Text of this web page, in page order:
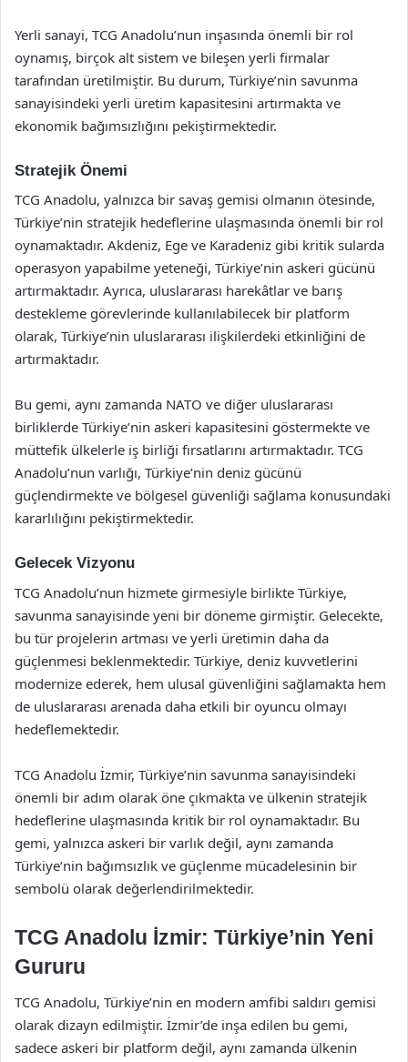
Yerli sanayi, TCG Anadolu’nun inşasında önemli bir rol
oynamış, birçok alt sistem ve bileşen yerli firmalar
tarafından üretilmiştir. Bu durum, Türkiye’nin savunma
sanayisindeki yerli üretim kapasitesini artırmakta ve
ekonomik bağımsızlığını pekiştirmektedir.
Stratejik Önemi
TCG Anadolu, yalnızca bir savaş gemisi olmanın ötesinde,
Türkiye’nin stratejik hedeflerine ulaşmasında önemli bir rol
oynamaktadır. Akdeniz, Ege ve Karadeniz gibi kritik sularda
operasyon yapabilme yeteneği, Türkiye’nin askeri gücünü
artırmaktadır. Ayrıca, uluslararası harekâtlar ve barış
destekleme görevlerinde kullanılabilecek bir platform
olarak, Türkiye’nin uluslararası ilişkilerdeki etkinliğini de
artırmaktadır.
Bu gemi, aynı zamanda NATO ve diğer uluslararası
birliklerde Türkiye’nin askeri kapasitesini göstermekte ve
müttefik ülkelerle iş birliği fırsatlarını artırmaktadır. TCG
Anadolu’nun varlığı, Türkiye’nin deniz gücünü
güçlendirmekte ve bölgesel güvenliği sağlama konusundaki
kararlılığını pekiştirmektedir.
Gelecek Vizyonu
TCG Anadolu’nun hizmete girmesiyle birlikte Türkiye,
savunma sanayisinde yeni bir döneme girmiştir. Gelecekte,
bu tür projelerin artması ve yerli üretimin daha da
güçlenmesi beklenmektedir. Türkiye, deniz kuvvetlerini
modernize ederek, hem ulusal güvenliğini sağlamakta hem
de uluslararası arenada daha etkili bir oyuncu olmayı
hedeflemektedir.
TCG Anadolu İzmir, Türkiye’nin savunma sanayisindeki
önemli bir adım olarak öne çıkmakta ve ülkenin stratejik
hedeflerine ulaşmasında kritik bir rol oynamaktadır. Bu
gemi, yalnızca askeri bir varlık değil, aynı zamanda
Türkiye’nin bağımsızlık ve güçlenme mücadelesinin bir
sembolü olarak değerlendirilmektedir.
TCG Anadolu İzmir: Türkiye’nin Yeni
Gururu
TCG Anadolu, Türkiye’nin en modern amfibi saldırı gemisi
olarak dizayn edilmiştir. İzmir’de inşa edilen bu gemi,
sadece askeri bir platform değil, aynı zamanda ülkenin